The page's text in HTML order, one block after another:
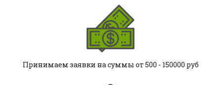
Принимаем заявки на суммы от 500 - 150000 руб